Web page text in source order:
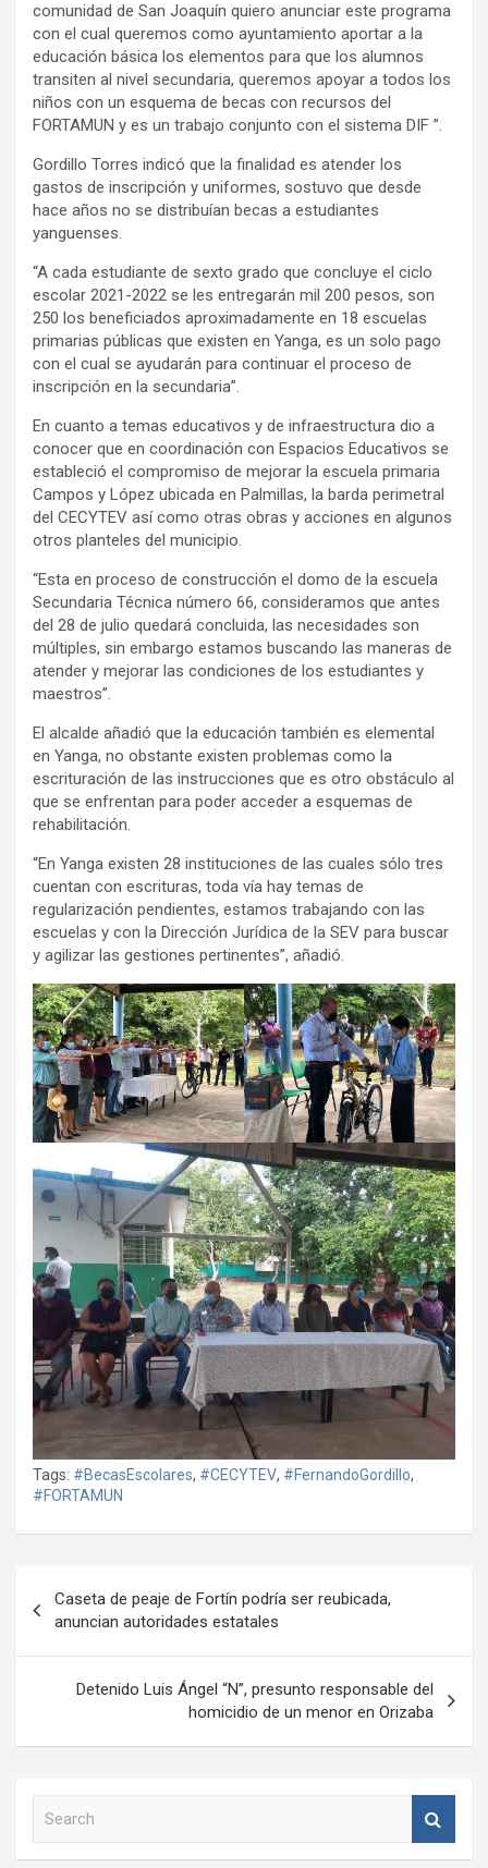
comunidad de San Joaquín quiero anunciar este programa
con el cual queremos como ayuntamiento aportar a la
educación básica los elementos para que los alumnos
transiten al nivel secundaria, queremos apoyar a todos los
niños con un esquema de becas con recursos del
FORTAMUN y es un trabajo conjunto con el sistema DIF ”.
Gordillo Torres indicó que la finalidad es atender los
gastos de inscripción y uniformes, sostuvo que desde
hace años no se distribuían becas a estudiantes
yanguenses.
“A cada estudiante de sexto grado que concluye el ciclo
escolar 2021-2022 se les entregarán mil 200 pesos, son
250 los beneficiados aproximadamente en 18 escuelas
primarias públicas que existen en Yanga, es un solo pago
con el cual se ayudarán para continuar el proceso de
inscripción en la secundaria”.
En cuanto a temas educativos y de infraestructura dio a
conocer que en coordinación con Espacios Educativos se
estableció el compromiso de mejorar la escuela primaria
Campos y López ubicada en Palmillas, la barda perimetral
del CECYTEV así como otras obras y acciones en algunos
otros planteles del municipio.
“Esta en proceso de construcción el domo de la escuela
Secundaria Técnica número 66, consideramos que antes
del 28 de julio quedará concluida, las necesidades son
múltiples, sin embargo estamos buscando las maneras de
atender y mejorar las condiciones de los estudiantes y
maestros”.
El alcalde añadió que la educación también es elemental
en Yanga, no obstante existen problemas como la
escrituración de las instrucciones que es otro obstáculo al
que se enfrentan para poder acceder a esquemas de
rehabilitación.
“En Yanga existen 28 instituciones de las cuales sólo tres
cuentan con escrituras, toda vía hay temas de
regularización pendientes, estamos trabajando con las
escuelas y con la Dirección Jurídica de la SEV para buscar
y agilizar las gestiones pertinentes”, añadió.
Tags: #BecasEscolares, #CECYTEV, #FernandoGordillo,
#FORTAMUN
de
entradas
Caseta de peaje de Fortín podría ser reubicada,
anuncian autoridades estatales
Detenido Luis Ángel “N”, presunto responsable del
homicidio de un menor en Orizaba